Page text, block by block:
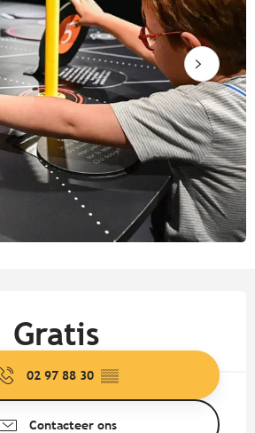
Gratis
02 97 88 30 ▒▒
Contacteer ons